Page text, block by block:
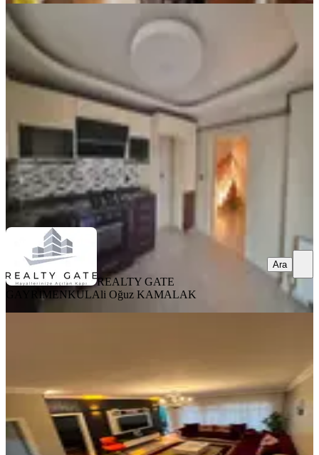
YENİ
Çiğdemtepe Mah - Manzaralı - Geniş-
2 Ayrı Mutfaklı 5+1 Daire..
Yenimahalle, Çiğdemtepe Mahallesi
5+1·280 m²·8. Kat 09.08.2026
7.290.000 ₺
REALTY GATE GAYRİMENKUL Ali Oğuz KAMALAK
Ara
REALTY GATE
GAYRİMENKULAli Oğuz KAMALAK
Ara
Yenimahalle, Demetgül Mahallesi
3+1·120 m²·4. Kat·09.08.2026
3.950.000 ₺